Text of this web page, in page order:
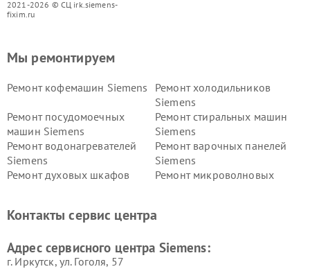
2021-2026 © СЦ irk.siemens-
fixim.ru
Мы ремонтируем
Ремонт кофемашин Siemens
Ремонт холодильников
Siemens
Ремонт посудомоечных
машин Siemens
Ремонт стиральных машин
Siemens
Ремонт водонагревателей
Siemens
Ремонт варочных панелей
Siemens
Ремонт духовых шкафов
Ремонт микроволновых
Siemens
Siemens
Siemens
Siemens
Контакты сервис центра
Адрес сервисного центра Siemens:
г. Иркутск, ул. ​Гоголя, 57